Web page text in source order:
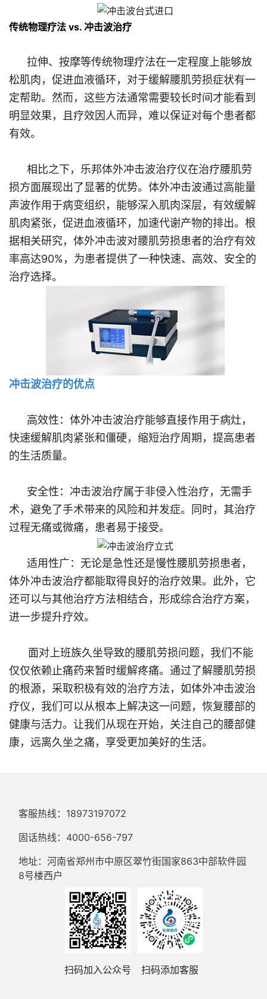
传统物理疗法 vs. 冲击波治疗
拉伸、按摩等传统物理疗法在一定程度上能够放
松肌肉，促进血液循环，对于缓解腰肌劳损症状有一
定帮助。然而，这些方法通常需要较长时间才能看到
明显效果，且疗效因人而异，难以保证对每个患者都
有效。
相比之下，乐邦体外冲击波治疗仪在治疗腰肌劳
损方面展现出了显著的优势。体外冲击波通过高能量
声波作用于病变组织，能够深入肌肉深层，有效缓解
肌肉紧张，促进血液循环，加速代谢产物的排出。根
据相关研究，体外冲击波对腰肌劳损患者的治疗有效
率高达90%，为患者提供了一种快速、高效、安全的
治疗选择。
冲击波治疗的优点
高效性： 体外冲击波治疗能够直接作用于病灶，
快速缓解肌肉紧张和僵硬，缩短治疗周期，提高患者
的生活质量。
安全性： 冲击波治疗属于非侵入性治疗，无需手
术，避免了手术带来的风险和并发症。同时，其治疗
过程无痛或微痛，患者易于接受。
适用性广： 无论是急性还是慢性腰肌劳损患者，
体外冲击波治疗都能取得良好的治疗效果。此外，它
还可以与其他治疗方法相结合，形成综合治疗方案，
进一步提升疗效。
面对上班族久坐导致的腰肌劳损问题，我们不能
仅仅依赖止痛药来暂时缓解疼痛。通过了解腰肌劳损
的根源，采取积极有效的治疗方法，如体外冲击波治
疗仪，我们可以从根本上解决这一问题，恢复腰部的
健康与活力。让我们从现在开始，关注自己的腰部健
康，远离久坐之痛，享受更加美好的生活。
客服热线：18973197072
固话热线：4000-656-797
地址：河南省郑州市中原区翠竹街国家863中部软件园
8号楼西户
扫码加入公众号 扫码添加客服